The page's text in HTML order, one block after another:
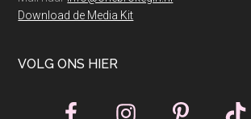
Download de Media Kit
VOLG ONS HIER